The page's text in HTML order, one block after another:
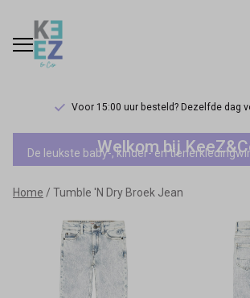
Voor 15:00 uur besteld? Dezelfde dag
Tumble
'N
Dry
Broek
Jean
Welkom bij
De leukste baby-, kinder- en
Home Tumble 'N Dry Broek Jean